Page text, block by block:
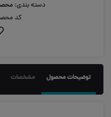
دسته بندی:
کد محصول:
توضیحات محصول مشخصات